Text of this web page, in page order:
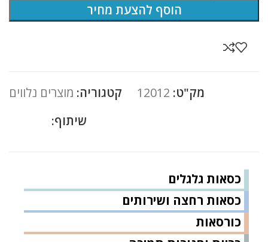
כסאות גלגלים
כסאות רחצה ושירותים
כורסאות
הוסף להצעת מחיר
מק"ט: 12012 קטגוריה: מוצרים נלווים
שיתוף: